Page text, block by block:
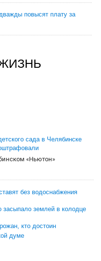
повысят плату за
сада в Челябинске
«Ньютон»
без водоснабжения
засыпало землей в колодце
кто достоин
думе